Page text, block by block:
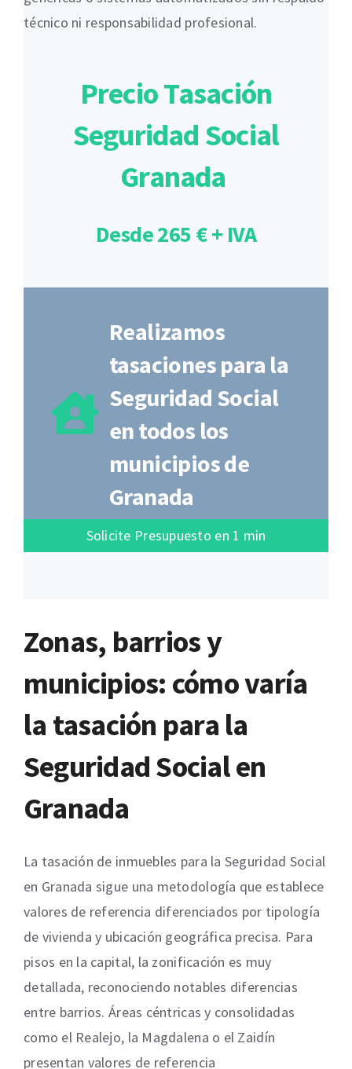
técnico ni responsabilidad profesional.
Precio Tasación
Seguridad Social
Granada
Desde 265 € + IVA
Realizamos
tasaciones para la
Seguridad Social
en todos los
municipios de
Granada
Solicite Presupuesto en 1 min
Zonas, barrios y
municipios: cómo varía
la tasación para la
Seguridad Social en
Granada
La tasación de inmuebles para la Seguridad Social
en Granada sigue una metodología que establece
valores de referencia diferenciados por tipología
de vivienda y ubicación geográfica precisa. Para
pisos en la capital, la zonificación es muy
detallada, reconociendo notables diferencias
entre barrios. Áreas céntricas y consolidadas
como el Realejo, la Magdalena o el Zaidín
presentan valores de referencia